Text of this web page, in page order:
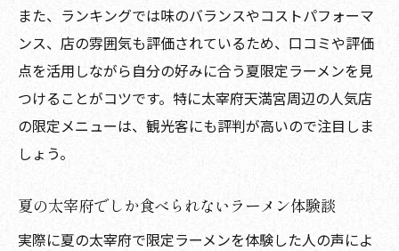
また、ランキングでは味のバランスやコストパフォーマ
ンス、店の雰囲気も評価されているため、口コミや評価
点を活用しながら自分の好みに合う夏限定ラーメンを見
つけることがコツです。特に太宰府天満宮周辺の人気店
の限定メニューは、観光客にも評判が高いので注目しま
しょう。
夏の太宰府でしか食べられないラーメン体験談
実際に夏の太宰府で限定ラーメンを体験した人の声によ